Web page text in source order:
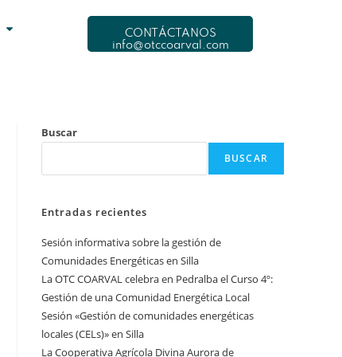
CONTÁCTANOS
info@otccoarval.com
Buscar
BUSCAR
Entradas recientes
Sesión informativa sobre la gestión de
Comunidades Energéticas en Silla
La OTC COARVAL celebra en Pedralba el Curso 4º:
Gestión de una Comunidad Energética Local
Sesión «Gestión de comunidades energéticas
locales (CELs)» en Silla
La Cooperativa Agrícola Divina Aurora de